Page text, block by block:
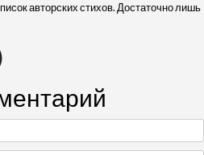
авторских стихов. Достаточно лишь